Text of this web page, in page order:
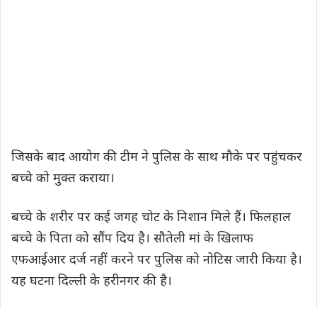
जिसके बाद आयोग की टीम ने पुलिस के साथ मौके पर पहुंचकर
बच्चे को मुक्त कराया।
बच्चे के शरीर पर कई जगह चोट के निशान मिले हैं। फिलहाल
बच्चे के पिता को सौंप दिय है। सौतेली मां के खिलाफ
एफआईआर दर्ज नहीं करने पर पुलिस को नोटिस जारी किया है।
यह घटना दिल्ली के हरीनगर की है।